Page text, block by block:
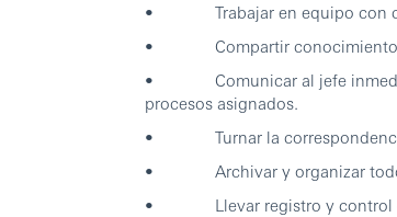
• Trabajar en equipo con
• Compartir conocimientos y/
• Comunicar al jefe
procesos asignados.
• Turnar la correspondencia
• Archivar y organizar todos
• Llevar registro y control de